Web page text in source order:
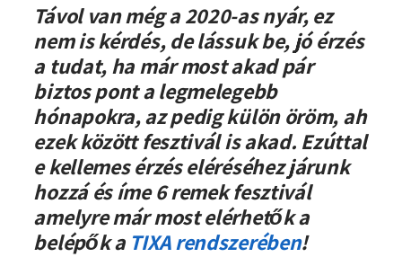
Hatosfogat a jövő nyárra: hazai
Távol van még a 2020-as nyár, ez
nem is kérdés, de lássuk be, jó érzés
a tudat, ha már most akad pár
biztos pont a legmelegebb
hónapokra, az pedig külön öröm, ah
ezek között fesztivál is akad. Ezúttal
e kellemes érzés eléréséhez járunk
hozzá és íme 6 remek fesztivál
amelyre már most elérhetők a
belépők a TIXA rendszerében!